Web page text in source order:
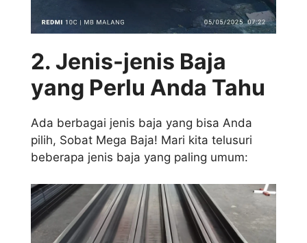
2. Jenis-jenis Baja
yang Perlu Anda Tahu
Ada berbagai jenis baja yang bisa Anda
pilih, Sobat Mega Baja! Mari kita telusuri
beberapa jenis baja yang paling umum: